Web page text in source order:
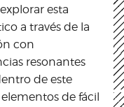
esta
a través de la
con
resonantes
de este
de fácil